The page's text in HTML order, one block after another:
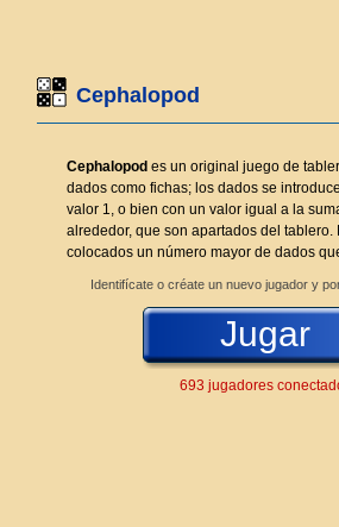
Cephalopod
Cephalopod es un original juego de
dados como fichas; los dados se
valor 1, o bien con un valor igual a la
alrededor, que son apartados del tablero.
colocados un número mayor de dados
Identifícate o créate un nuevo jugador y
Jugar
693 jugadores